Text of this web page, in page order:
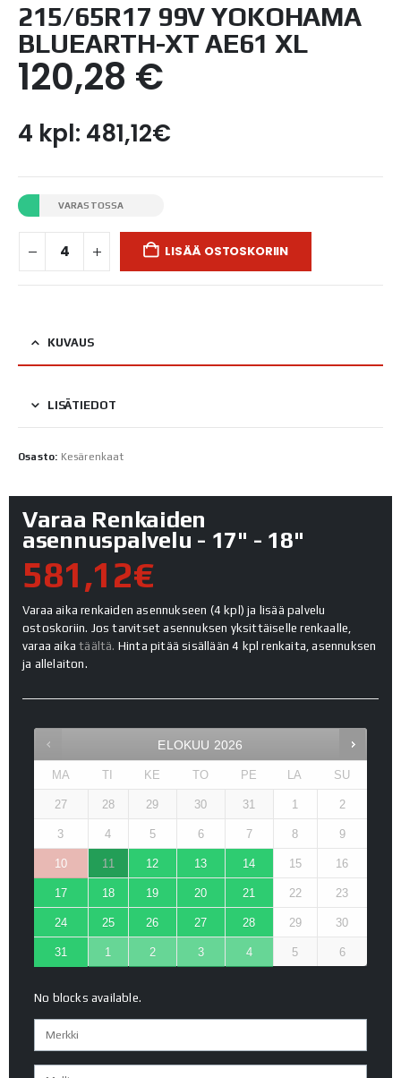
215/65R17 99V YOKOHAMA
BLUEARTH-XT AE61 XL
120,28 €
4 kpl: 481,12€
VARASTOSSA
LISÄÄ OSTOSKORIIN
KUVAUS
LISÄTIEDOT
Osasto: Kesärenkaat
Varaa Renkaiden
asennuspalvelu - 17" - 18"
581,12€
Varaa aika renkaiden asennukseen (4 kpl) ja lisää palvelu
ostoskoriin. Jos tarvitset asennuksen yksittäiselle renkaalle,
varaa aikatäältä. Hinta pitää sisällään 4 kpl renkaita, asennuksen
ja allelaiton.
ELOKUU 2026
MA TI KE TO PE LA SU
27 28 29 30 31 1 2
3 4 5 6 7 8 9
10 11 12 13 14 15 16
17 18 19 20 21 22 23
24 25 26 27 28 29 30
31 1 2 3 4 5 6
No blocks available.